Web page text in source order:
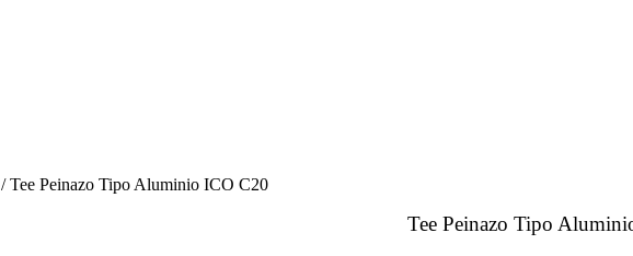
/ Tee Peinazo Tipo Aluminio ICO C20
Tee Peinazo Tipo